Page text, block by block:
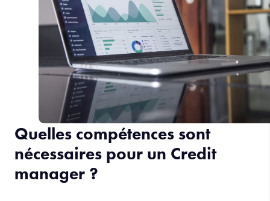
Quelles compétences sont
nécessaires pour un Credit
manager ?